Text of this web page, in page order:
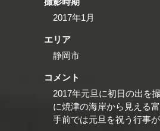
2017年1月
エリア
静岡市
コメント
2017年元旦に初日の出を
に焼津の海岸から見える
手前では元旦を祝う行事